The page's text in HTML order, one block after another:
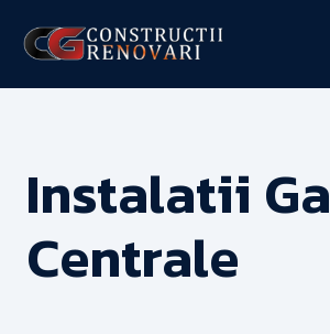
Instalatii
Centrale